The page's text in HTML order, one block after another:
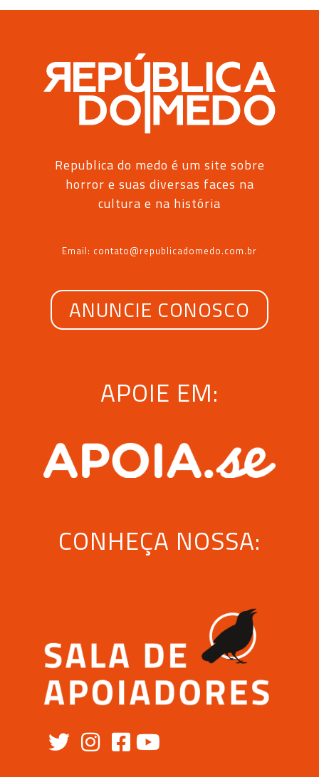
Republica do medo é um site sobre
horror e suas diversas faces na
cultura e na história
Email: contato@republicadomedo.com.br
ANUNCIE CONOSCO
APOIE EM:
CONHEÇA NOSSA: